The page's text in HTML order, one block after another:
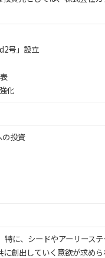
号」設立
化
の投資
に、シードやアーリース
創出していく意欲が求めら